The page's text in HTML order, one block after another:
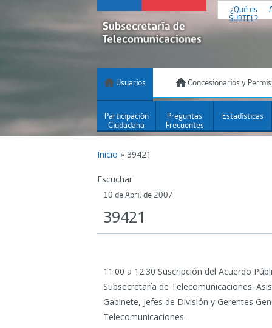
¿Qué es
SUBTEL?
Usuarios Concesionarios y
Participación
Ciudadana
Preguntas
Frecuentes
Estadísticas
Inicio » 39421
Escuchar
10 de Abril de 2007
39421
11:00 a 12:30 Suscripción del Acuerdo
Subsecretaría de Telecomunicaciones.
Gabinete, Jefes de División y Gerentes
Telecomunicaciones.